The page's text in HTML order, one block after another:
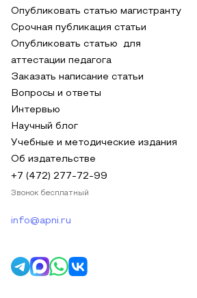
Опубликовать статью магистранту
Срочная публикация статьи
Опубликовать статью для
аттестации педагога
Заказать написание статьи
Вопросы и ответы
Интервью
Научный блог
Учебные и методические издания
Об издательстве
+7 (472) 277-72-99
Звонок бесплатный
info@apni.ru